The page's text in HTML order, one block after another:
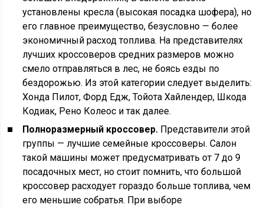
установлены кресла (высокая посадка шофера), но
его главное преимущество, безусловно — более
экономичный расход топлива. На представителях
лучших кроссоверов средних размеров можно
смело отправляться в лес, не боясь езды по
бездорожью. Из этой категории следует выделить:
Хонда Пилот, Форд Едж, Тойота Хайлендер, Шкода
Кодиак, Рено Колеос и так далее.
Полноразмерный кроссовер. Представители этой
группы — лучшие семейные кроссоверы. Салон
такой машины может предусматривать от 7 до 9
посадочных мест, но стоит помнить, что большой
кроссовер расходует гораздо больше топлива, чем
его меньшие собратья. При выборе